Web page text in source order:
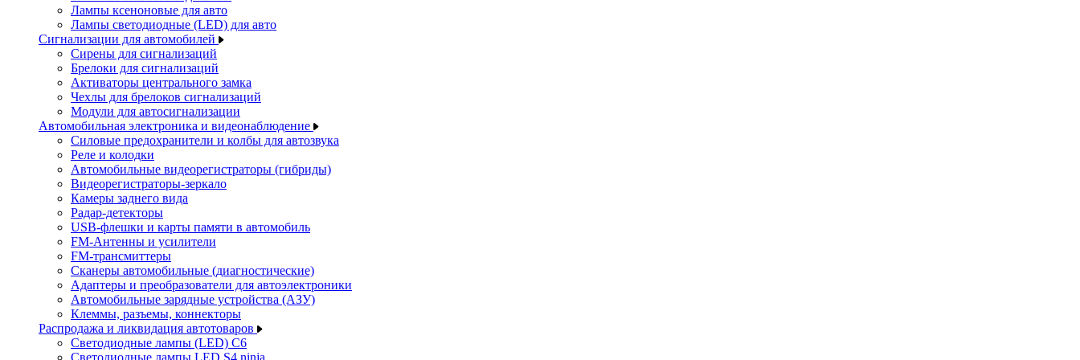
Лампы ксеноновые для авто
Лампы светодиодные (LED) для авто
Сигнализации для автомобилей
Сирены для сигнализаций
Брелоки для сигнализаций
Активаторы центрального замка
Чехлы для брелоков сигнализаций
Модули для автосигнализации
Автомобильная электроника и видеонаблюдение
Силовые предохранители и колбы для автозвука
Реле и колодки
Автомобильные видеорегистраторы (гибриды)
Видеорегистраторы-зеркало
Камеры заднего вида
Радар-детекторы
USB-флешки и карты памяти в автомобиль
FM-Антенны и усилители
FM-трансмиттеры
Сканеры автомобильные (диагностические)
Адаптеры и преобразователи для автоэлектроники
Автомобильные зарядные устройства (АЗУ)
Клеммы, разъемы, коннекторы
Распродажа и ликвидация автотоваров
Светодиодные лампы (LED) C6
Светодиодные лампы LED S4 ninja